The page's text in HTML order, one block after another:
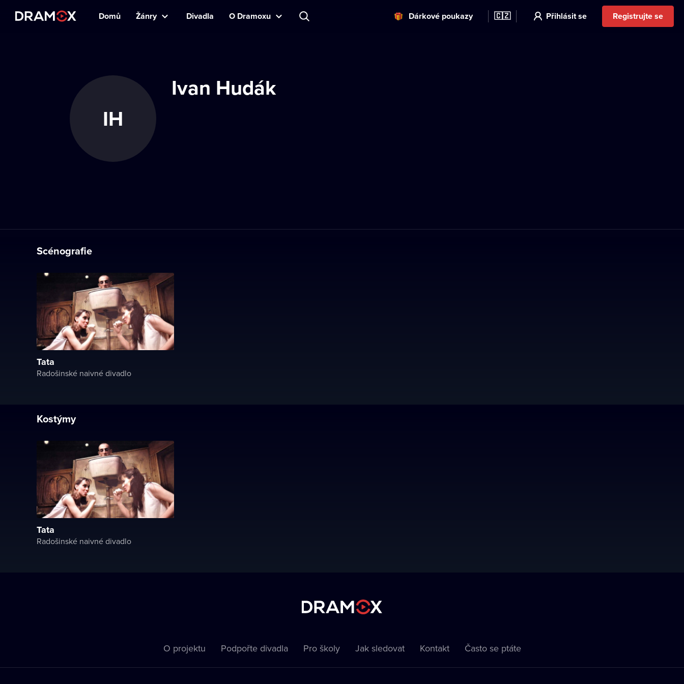
Domů Žánry Divadla O Dramoxu Dárkové poukazy 🇨🇿 Přihlásit se Registrujte se
IH
Ivan Hudák
Scénografie
Tata
Radošinské naivné divadlo
Kostýmy
Tata
Radošinské naivné divadlo
O projektu Podpořte divadla Pro školy Jak sledovat Kontakt Často se ptáte